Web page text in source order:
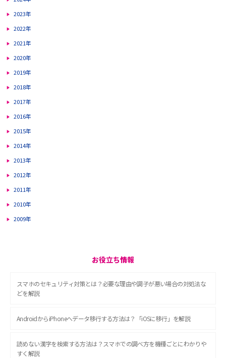
2023年
2022年
2021年
2020年
2019年
2018年
2017年
2016年
2015年
2014年
2013年
2012年
2011年
2010年
2009年
お役立ち情報
スマホのセキュリティ対策とは？必要な理由や調子が悪い場合の対処法な
どを解説
AndroidからiPhoneへデータ移行する方法は？「iOSに移行」を解説
読めない漢字を検索する方法は？スマホでの調べ方を機種ごとにわかりや
すく解説